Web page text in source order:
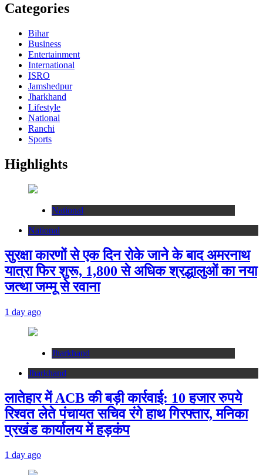
Categories
Bihar
Business
Entertainment
International
ISRO
Jamshedpur
Jharkhand
Lifestyle
National
Ranchi
Sports
Highlights
National
National
सुरक्षा कारणों से एक दिन रोके जाने के बाद अमरनाथ
यात्रा फिर शुरू, 1,800 से अधिक श्रद्धालुओं का नया
जत्था जम्मू से रवाना
1 day ago
Jharkhand
Jharkhand
लातेहार में ACB की बड़ी कार्रवाई: 10 हजार रुपये
रिश्वत लेते पंचायत सचिव रंगे हाथ गिरफ्तार, मनिका
प्रखंड कार्यालय में हड़कंप
1 day ago